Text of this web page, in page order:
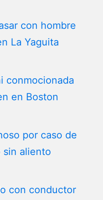
con hombre
La Yaguita
conmocionada
en Boston
por caso de
sin aliento
con conductor